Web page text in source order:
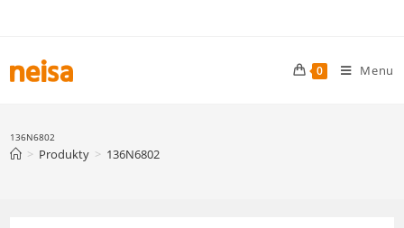
content
0 Menu
136N6802
> Produkty > 136N6802